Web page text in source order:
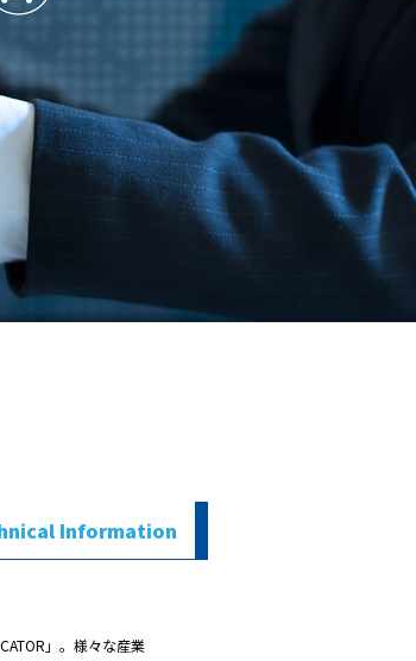
Information
」。様々な産業